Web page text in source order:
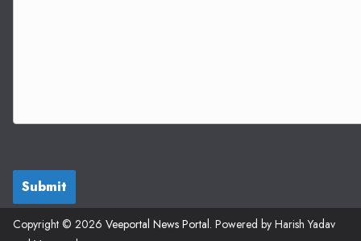
Submit
Copyright © 2026 Veeportal News Portal. Powered by Harish Yadav